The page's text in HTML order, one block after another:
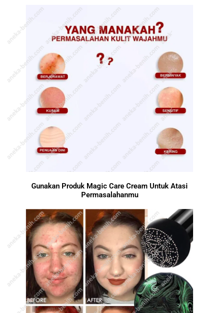
Gunakan Produk Magic Care Cream Untuk Atasi
Permasalahanmu